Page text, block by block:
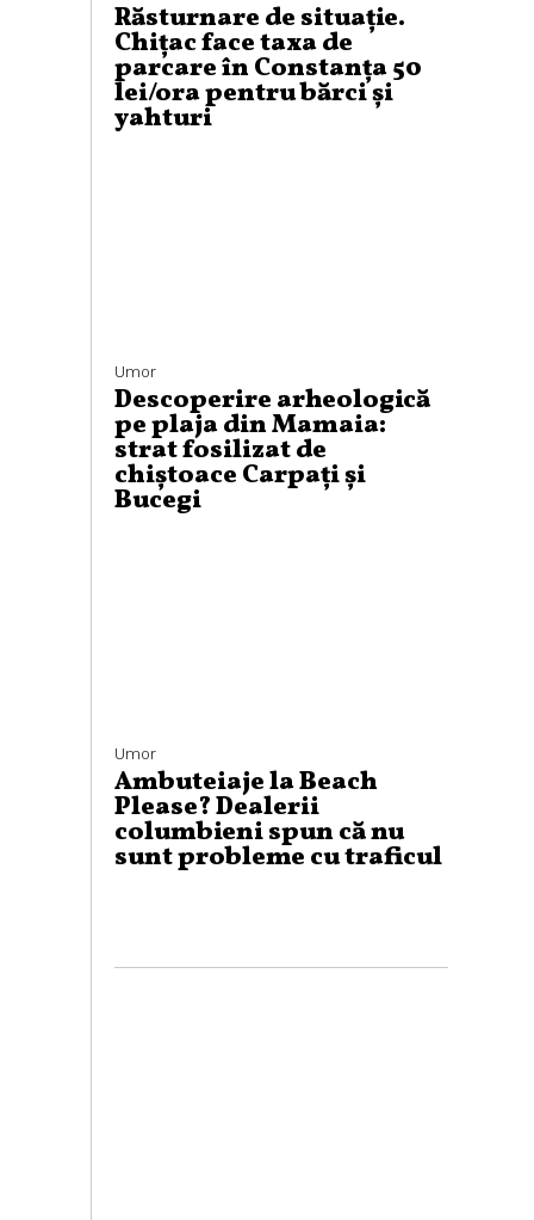
Răsturnare de situație.
Chițac face taxa de
parcare în Constanța 50
lei/ora pentru bărci și
yahturi
Umor
Descoperire arheologică
pe plaja din Mamaia:
strat fosilizat de
chiștoace Carpați și
Bucegi
Umor
Ambuteiaje la Beach
Please? Dealerii
columbieni spun că nu
sunt probleme cu traficul